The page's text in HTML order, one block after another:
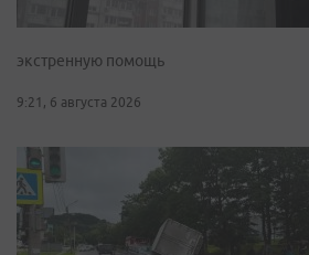
экстренную помощь
9:21, 6 августа 2026